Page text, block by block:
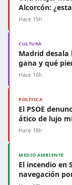
Alcorcón:
Hace 15h
CULTURA
Madrid desala
gana y qué
Hace 16h
POLÍTICA
El PSOE
ático de lujo
Hace 18h
MEDIO AMBIENTE
El incendio en
navegación